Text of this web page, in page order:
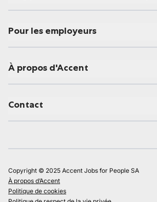
Pour les employeurs
À propos d'Accent
Contact
Copyright © 2025 Accent Jobs for People SA
À propos d’Accent
Politique de cookies